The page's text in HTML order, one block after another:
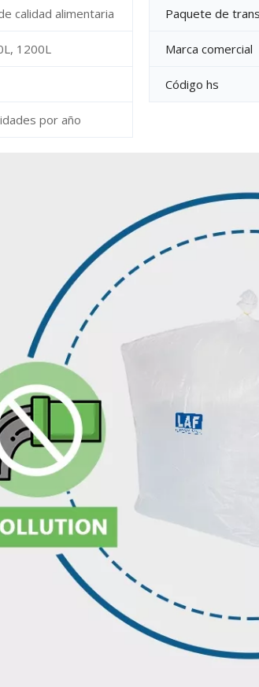
calidad alimentaria Paquete de
1200L Marca comercial
Código hs
por año